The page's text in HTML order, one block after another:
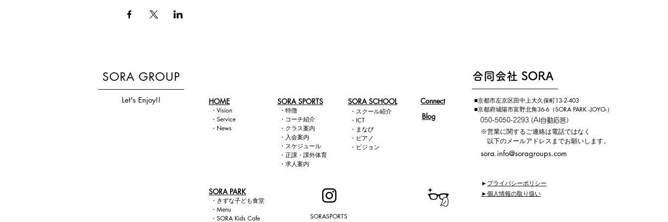
SORA GROUP
Let's Enjoy!! HOME
・ Vision​
・ Service
・ News
​SORA SPORTS
・ 特徴
・ コーチ紹介
・ クラス案内
・ 入会案内
・ スケジュール
・ 正課・課外体育
​ ・ 求人案内
SORA SCHOOL
・ スクール紹介
・ ICT
・ まなび
・ ピアノ
・ ビジョン
Connect
Blog
SORA PARK
・ きずな子ども食堂
・ Menu
・ SORA Kids Cafe SORASPORTS
​合同会社 SORA
■京都市左京区田中上大久保町13-2-403
​■京都府城陽市富野北角36-6（SORA PARK -JOYO-）
050-5050-2293 (AI自動応答）
​​ ※営業に関するご連絡は電話ではなく
以下のメールアドレスまでお願いします。
sora.info@soragroups.com
►プライバシーポリシー
►個人情報の取り扱い